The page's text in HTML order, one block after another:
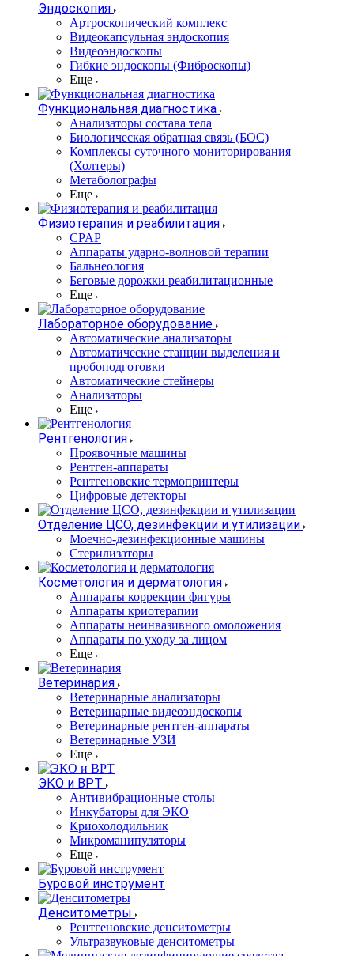
Эндоскопия
Артроскопический комплекс
Видеокапсульная эндоскопия
Видеоэндоскопы
Гибкие эндоскопы (Фиброcкопы)
Еще
Функциональная диагностика
Анализаторы состава тела
Биологическая обратная связь (БОС)
Комплексы суточного мониторирования
(Холтеры)
Метаболографы
Еще
Физиотерапия и реабилитация
CPAP
Аппараты ударно-волновой терапии
Бальнеология
Беговые дорожки реабилитационные
Еще
Лабораторное оборудование
Автоматические анализаторы
Автоматические станции выделения и
пробоподготовки
Автоматические стейнеры
Анализаторы
Еще
Рентгенология
Проявочные машины
Рентген-аппараты
Рентгеновские термопринтеры
Цифровые детекторы
Отделение ЦСО, дезинфекции и утилизации
Моечно-дезинфекционные машины
Стерилизаторы
Косметология и дерматология
Аппараты коррекции фигуры
Аппараты криотерапии
Аппараты неинвазивного омоложения
Аппараты по уходу за лицом
Еще
Ветеринария
Ветеринарные анализаторы
Ветеринарные видеоэндоскопы
Ветеринарные рентген-аппараты
Ветеринарные УЗИ
Еще
ЭКО и ВРТ
Антивибрационные столы
Инкубаторы для ЭКО
Криохолодильник
Микроманипуляторы
Еще
Буровой инструмент
Денситометры
Рентгеновские денситометры
Ультразвуковые денситометры